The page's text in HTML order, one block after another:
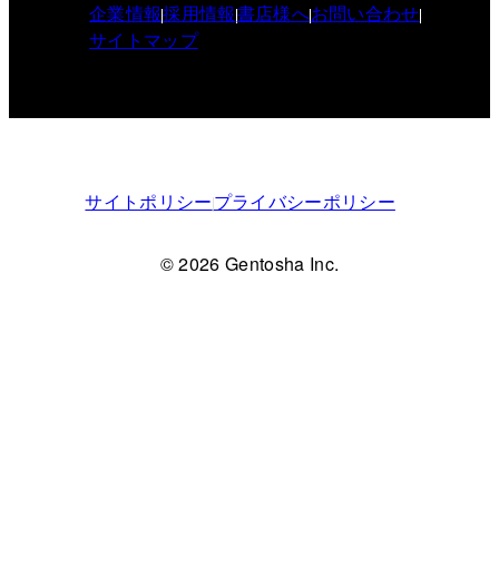
企業情報採用情報書店様へお問い合わせ
サイトマップ
サイトポリシープライバシーポリシー
© 2026 Gentosha Inc.